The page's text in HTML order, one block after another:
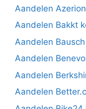
Aandelen
Aandelen Bakkt
Aandelen
Aandelen
Aandelen
Aandelen